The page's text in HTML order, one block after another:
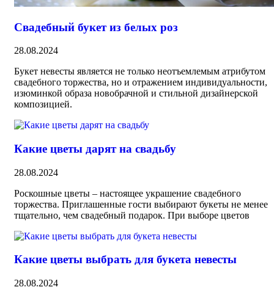
Свадебный букет из белых роз
28.08.2024
Букет невесты является не только неотъемлемым атрибутом
свадебного торжества, но и отражением индивидуальности,
изюминкой образа новобрачной и стильной дизайнерской
композицией.
Какие цветы дарят на свадьбу
28.08.2024
Роскошные цветы – настоящее украшение свадебного
торжества. Приглашенные гости выбирают букеты не менее
тщательно, чем свадебный подарок. При выборе цветов
Какие цветы выбрать для букета невесты
28.08.2024